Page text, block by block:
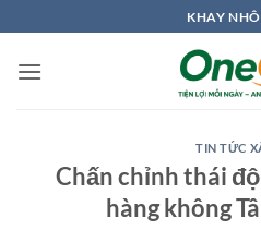
qua
nội
KHAY
TIN TỨC
Chấn chỉnh thái
hàng không